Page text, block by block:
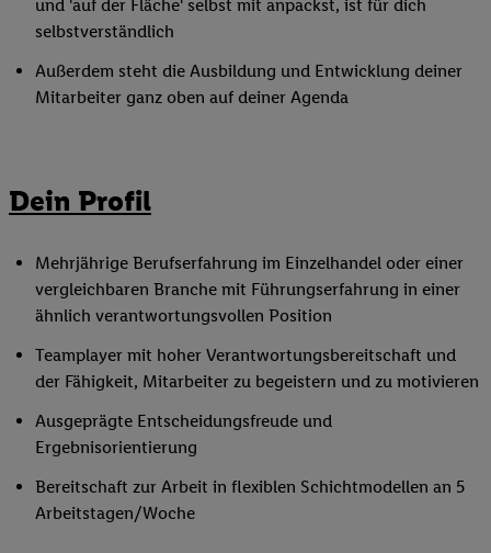
und 'auf der Fläche' selbst mit anpackst, ist für dich
selbstverständlich
Außerdem steht die Ausbildung und Entwicklung deiner
Mitarbeiter ganz oben auf deiner Agenda
Dein Profil
Mehrjährige Berufserfahrung im Einzelhandel oder einer
vergleichbaren Branche mit Führungserfahrung in einer
ähnlich verantwortungsvollen Position
Teamplayer mit hoher Verantwortungsbereitschaft und
der Fähigkeit, Mitarbeiter zu begeistern und zu motivieren
Ausgeprägte Entscheidungsfreude und
Ergebnisorientierung
Bereitschaft zur Arbeit in flexiblen Schichtmodellen an 5
Arbeitstagen/Woche